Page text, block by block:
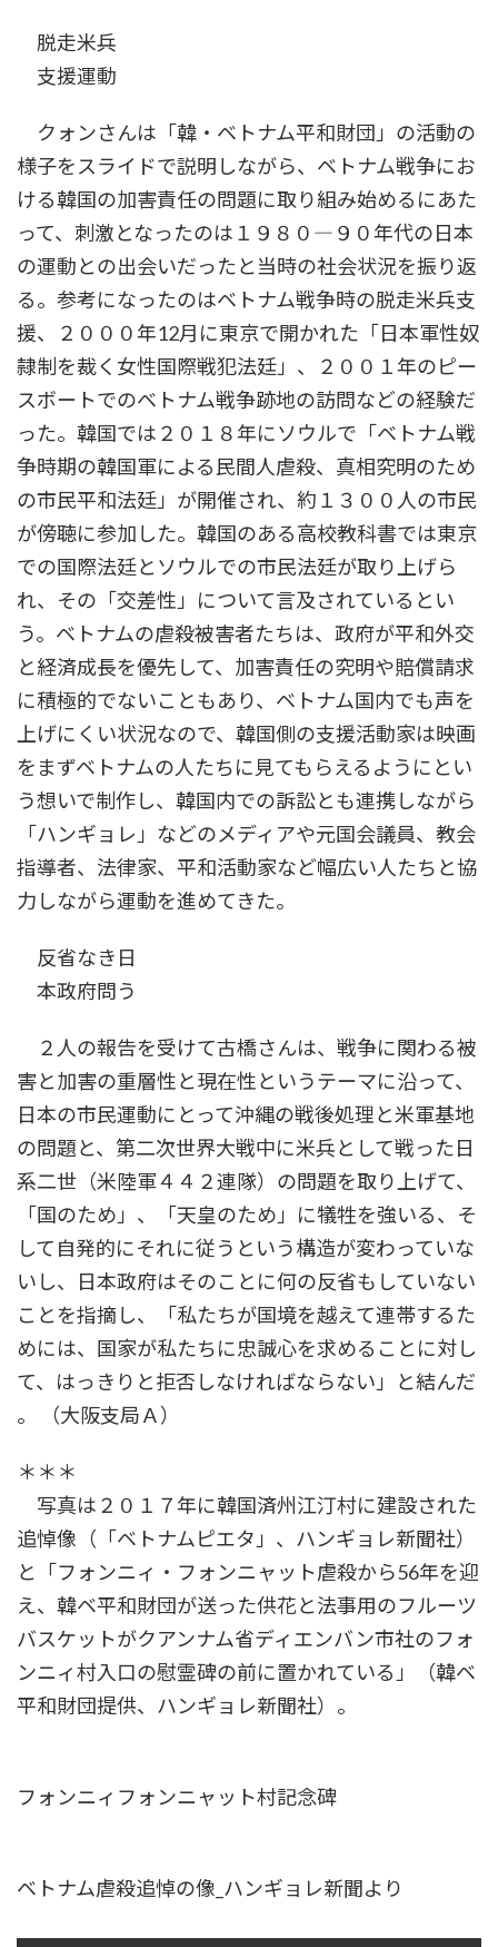
脱走米兵
支援運動
クォンさんは「韓・ベトナム平和財団」の活動の
様子をスライドで説明しながら、ベトナム戦争にお
ける韓国の加害責任の問題に取り組み始めるにあた
って、刺激となったのは１９８０―９０年代の日本
の運動との出会いだったと当時の社会状況を振り返
る。参考になったのはベトナム戦争時の脱走米兵支
援、２０００年12月に東京で開かれた「日本軍性奴
隷制を裁く女性国際戦犯法廷」、２００１年のピー
スボートでのベトナム戦争跡地の訪問などの経験だ
った。韓国では２０１８年にソウルで「ベトナム戦
争時期の韓国軍による民間人虐殺、真相究明のため
の市民平和法廷」が開催され、約１３００人の市民
が傍聴に参加した。韓国のある高校教科書では東京
での国際法廷とソウルでの市民法廷が取り上げら
れ、その「交差性」について言及されているとい
う。ベトナムの虐殺被害者たちは、政府が平和外交
と経済成長を優先して、加害責任の究明や賠償請求
に積極的でないこともあり、ベトナム国内でも声を
上げにくい状況なので、韓国側の支援活動家は映画
をまずベトナムの人たちに見てもらえるようにとい
う想いで制作し、韓国内での訴訟とも連携しながら
「ハンギョレ」などのメディアや元国会議員、教会
指導者、法律家、平和活動家など幅広い人たちと協
力しながら運動を進めてきた。
反省なき日
本政府問う
２人の報告を受けて古橋さんは、戦争に関わる被
害と加害の重層性と現在性というテーマに沿って、
日本の市民運動にとって沖縄の戦後処理と米軍基地
の問題と、第二次世界大戦中に米兵として戦った日
系二世（米陸軍４４２連隊）の問題を取り上げて、
「国のため」、「天皇のため」に犠牲を強いる、そ
して自発的にそれに従うという構造が変わっていな
いし、日本政府はそのことに何の反省もしていない
ことを指摘し、「私たちが国境を越えて連帯するた
めには、国家が私たちに忠誠心を求めることに対し
て、はっきりと拒否しなければならない」と結んだ
。 （大阪支局Ａ）
＊＊＊
写真は２０１７年に韓国済州江汀村に建設された
追悼像（「ベトナムピエタ」、ハンギョレ新聞社）
と「フォンニィ・フォンニャット虐殺から56年を迎
え、韓ベ平和財団が送った供花と法事用のフルーツ
バスケットがクアンナム省ディエンバン市社のフォ
ンニィ村入口の慰霊碑の前に置かれている」（韓ベ
平和財団提供、ハンギョレ新聞社）。
フォンニィフォンニャット村記念碑
ベトナム虐殺追悼の像_ハンギョレ新聞より